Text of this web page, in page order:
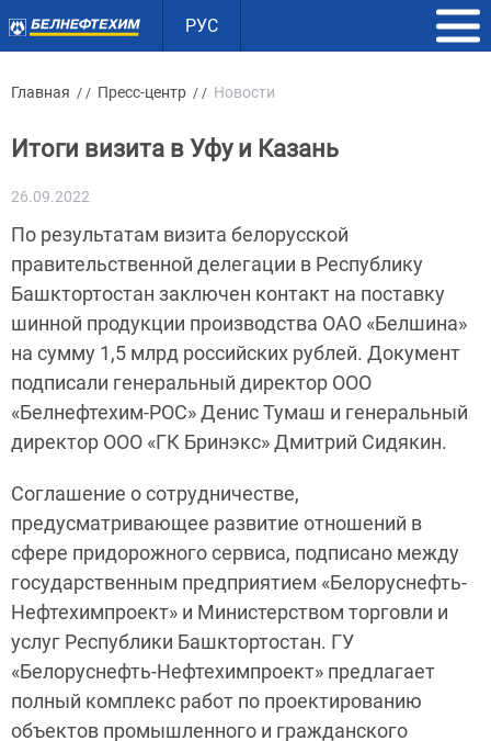
РУС
Главная / / Пресс-центр / / Новости
Итоги визита в Уфу и Казань
26.09.2022
По результатам визита белорусской
правительственной делегации в Республику
Башктортостан заключен контакт на поставку
шинной продукции производства ОАО «Белшина»
на сумму 1,5 млрд российских рублей. Документ
подписали генеральный директор ООО
«Белнефтехим-РОС» Денис Тумаш и генеральный
директор ООО «ГК Бринэкс» Дмитрий Сидякин.
Соглашение о сотрудничестве,
предусматривающее развитие отношений в
сфере придорожного сервиса, подписано между
государственным предприятием «Белоруснефть-
Нефтехимпроект» и Министерством торговли и
услуг Республики Башктортостан. ГУ
«Белоруснефть-Нефтехимпроект» предлагает
полный комплекс работ по проектированию
объектов промышленного и гражданского